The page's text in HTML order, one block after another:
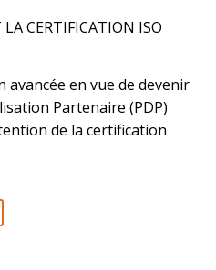
CERTIFICATION ISO
avancée en vue de devenir
Partenaire (PDP)
de la certification